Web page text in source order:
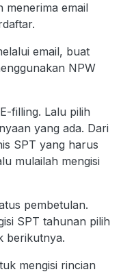
menerima email
email, buat
NPW
filling. Lalu pilih
yang ada. Dari
SPT yang harus
mulailah mengisi
pembetulan.
SPT tahunan pilih
berikutnya.
mengisi rincian